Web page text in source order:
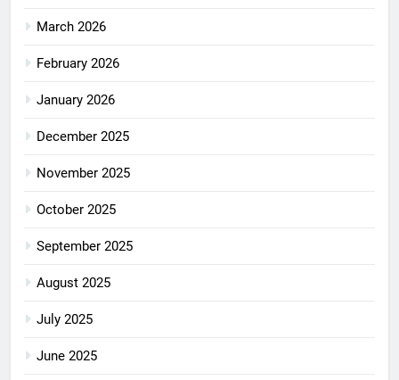
March 2026
February 2026
January 2026
December 2025
November 2025
October 2025
September 2025
August 2025
July 2025
June 2025